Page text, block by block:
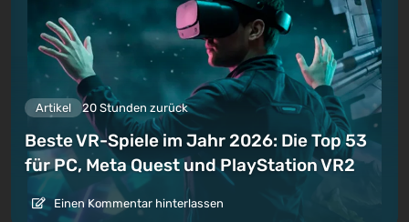
Artikel 20 Stunden zurück
Beste VR-Spiele im Jahr 2026: Die Top 53
für PC, Meta Quest und PlayStation VR2
Einen Kommentar hinterlassen